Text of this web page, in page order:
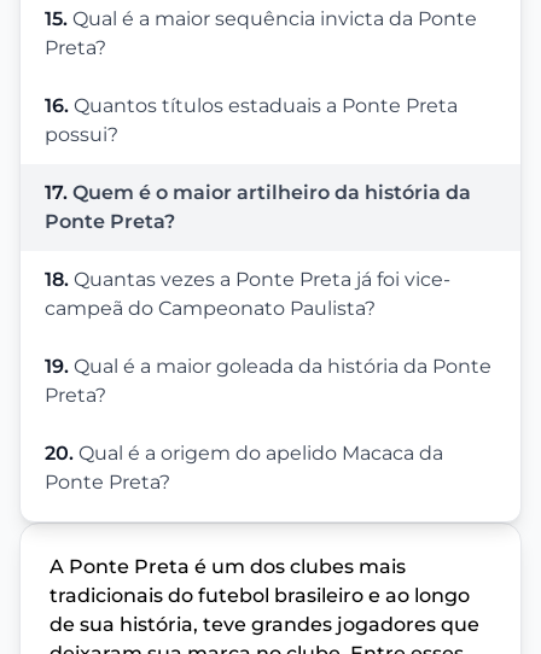
15. Qual é a maior sequência invicta da Ponte
Preta?
16. Quantos títulos estaduais a Ponte Preta
possui?
17. Quem é o maior artilheiro da história da
Ponte Preta?
18. Quantas vezes a Ponte Preta já foi vice-
campeã do Campeonato Paulista?
19. Qual é a maior goleada da história da Ponte
Preta?
20. Qual é a origem do apelido Macaca da
Ponte Preta?
A Ponte Preta é um dos clubes mais
tradicionais do futebol brasileiro e ao longo
de sua história, teve grandes jogadores que